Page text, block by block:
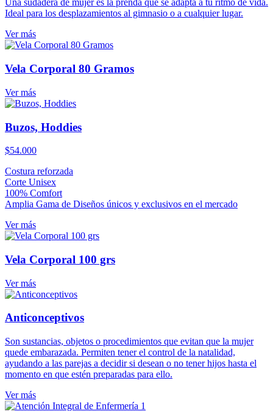
original
era:
actual
es:
Una sudadera de mujer es la prenda que se adapta a tu ritmo de vida.
Ideal para los desplazamientos al gimnasio o a cualquier lugar.
Ver más
Vela Corporal 80 Gramos
Ver más
Buzos, Hoddies
$54.000
Costura reforzada
Corte Unisex
100% Comfort
Amplia Gama de Diseños únicos y exclusivos en el mercado
Ver más
Vela Corporal 100 grs
Ver más
Anticonceptivos
Son sustancias, objetos o procedimientos que evitan que la mujer
quede embarazada. Permiten tener el control de la natalidad,
ayudando a las parejas a decidir si desean o no tener hijos hasta el
momento en que estén preparadas para ello.
Ver más